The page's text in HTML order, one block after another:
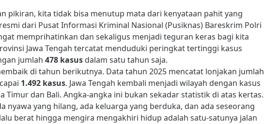
pikiran, kita tidak bisa menutup mata dari kenyataan pahit yang
dari Pusat Informasi Kriminal Nasional (Pusiknas) Bareskrim Polri
memprihatinkan dan sekaligus menjadi teguran keras bagi kita
Jawa Tengah tercatat menduduki peringkat tertinggi kasus
jumlah 478 kasus dalam satu tahun saja.
di tahun berikutnya. Data tahun 2025 mencatat lonjakan jumlah
1.492 kasus. Jawa Tengah kembali menjadi wilayah dengan kasus
Timur dan Bali. Angka-angka ini bukan sekadar statistik di atas kertas.
nyawa yang hilang, ada keluarga yang berduka, dan ada seseorang
berat hingga mengira mengakhiri hidup adalah satu-satunya jalan